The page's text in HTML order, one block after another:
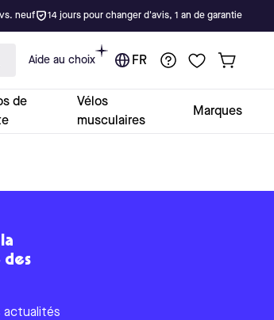
neuf 14 jours pour changer d'avis, 1 an de garantie
Aide au choix FR
de
Vélos
musculaires
Marques
actualités